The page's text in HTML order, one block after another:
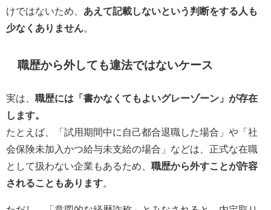
けではないため、 あえて記載しないという判断をする人も
少なくありません。
職歴から外しても違法ではないケース
実は、 職歴には「書かなくてもよいグレーゾーン」が存在
します。
たとえば、「試用期間中に自己都合退職した場合」や「社
会保険未加入かつ給与未支給の場合」などは、正式な在職
として扱わない企業もあるため、 職歴から外すことが許容
されることもあります。